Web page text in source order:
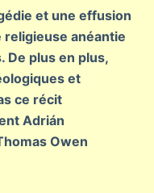
et une effusion
religieuse anéantie
De plus en plus,
et
ce récit
Adrián
Owen